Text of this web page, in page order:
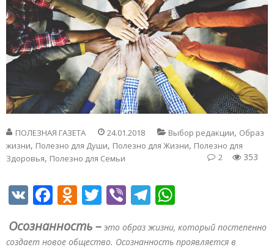
ПОЛЕЗНАЯ ГАЗЕТА 24.01.2018 Выбор редакции, Образ
жизни, Полезно для Души, Полезно для Жизни, Полезно для
Здоровья, Полезно для Семьи 353
2
VK Facebook
Odnoklassniki
Twitter
ViberTelegram
Осознанность – это образ жизни, который постепенно
создает новое общество. Осознанность проявляется в